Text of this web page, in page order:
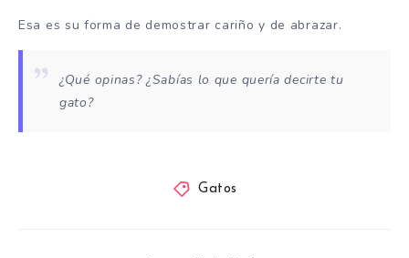
Esa es su forma de demostrar cariño y de abrazar.
¿Qué opinas? ¿Sabías lo que quería decirte tu
gato?
Gatos